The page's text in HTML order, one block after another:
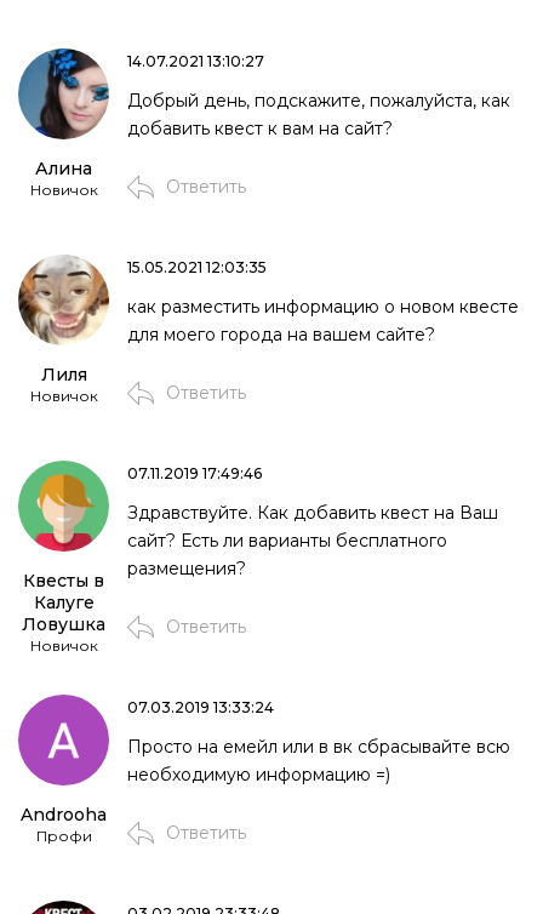
Алина
Новичок
14.07.2021 13:10:27
Добрый день, подскажите, пожалуйста, как
добавить квест к вам на сайт?
Ответить
Лиля
Новичок
15.05.2021 12:03:35
как разместить информацию о новом квесте
для моего города на вашем сайте?
Ответить
Квесты в
Калуге
Ловушка
Новичок
07.11.2019 17:49:46
Здравствуйте. Как добавить квест на Ваш
сайт? Есть ли варианты бесплатного
размещения?
Ответить
Androoha
Профи
07.03.2019 13:33:24
Просто на емейл или в вк сбрасывайте всю
необходимую информацию =)
Ответить